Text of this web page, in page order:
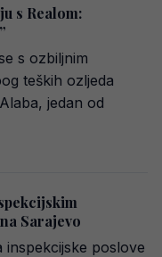
s Realom:
s ozbiljnim
teških ozljeda
jedan od
Sarajevo
poslove